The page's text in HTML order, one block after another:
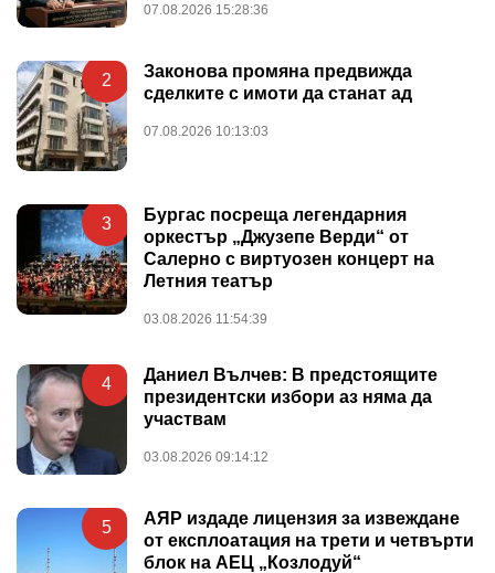
07.08.2026 15:28:36
2
Законова промяна предвижда
сделките с имоти да станат ад
07.08.2026 10:13:03
3
Бургас посреща легендарния
оркестър „Джузепе Верди“ от
Салерно с виртуозен концерт на
Летния театър
03.08.2026 11:54:39
4
Даниел Вълчев: В предстоящите
президентски избори аз няма да
участвам
03.08.2026 09:14:12
5
АЯР издаде лицензия за извеждане
от експлоатация на трети и четвърти
блок на АЕЦ „Козлодуй“